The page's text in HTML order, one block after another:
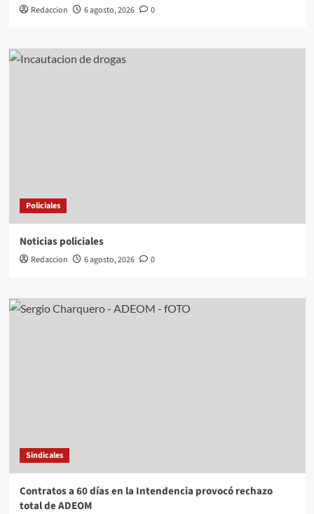
Redaccion 6 agosto, 2026 0
Policiales
Noticias policiales
Redaccion 6 agosto, 2026 0
Sindicales
Contratos a 60 días en la Intendencia provocó rechazo
total de ADEOM